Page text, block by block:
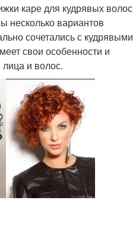
каре для кудрявых волос
несколько вариантов
сочетались с кудрявыми
свои особенности и
и волос.